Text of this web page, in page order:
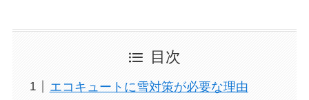
目次
エコキュートに雪対策が必要な理由